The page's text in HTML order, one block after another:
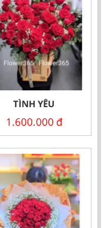
TÌNH YÊU
1.600.000 đ